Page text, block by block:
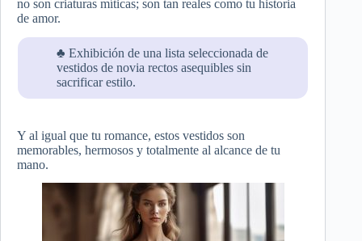
no son criaturas míticas; son tan reales como tu historia
de amor.
♣ Exhibición de una lista seleccionada de
vestidos de novia rectos asequibles sin
sacrificar estilo.
Y al igual que tu romance, estos vestidos son
memorables, hermosos y totalmente al alcance de tu
mano.